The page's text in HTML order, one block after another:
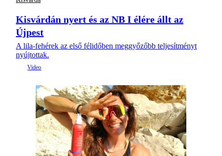
Kisvárdán nyert és az NB I élére állt az
Újpest
A lila-fehérek az első félidőben meggyőzőbb teljesítményt
nyújtottak.